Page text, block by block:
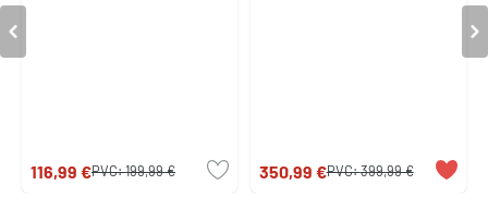
116,99 €PVC:199,99 € 350,99 €PVC:399,99 €